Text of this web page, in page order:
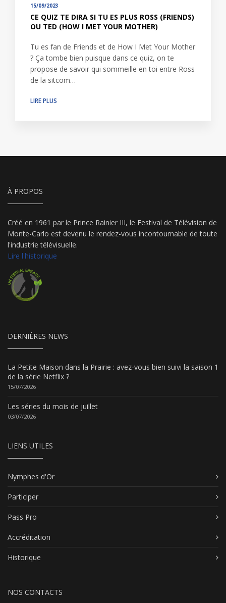
15/09/2023
CE QUIZ TE DIRA SI TU ES PLUS ROSS (FRIENDS)
OU TED (HOW I MET YOUR MOTHER)
Tu es fan de Friends et de How I Met Your Mother
? Ça tombe bien puisque dans ce quiz, on te
propose de savoir qui sommeille en toi entre Ross
de la sitcom…
LIRE PLUS
À PROPOS
Créé en 1961 par le Prince Rainier III, le Festival de Télévision de
Monte-Carlo est devenu le rendez-vous incontournable de toute
l'industrie télévisuelle.
Lire l'historique
DERNIÈRES NEWS
La Petite Maison dans la Prairie : avez-vous bien suivi la saison 1
de la série Netflix ?
15/07/2026
Les séries du mois de juillet
03/07/2026
LIENS UTILES
Nymphes d'Or
Participer
Pass Pro
Accréditation
Historique
NOS CONTACTS